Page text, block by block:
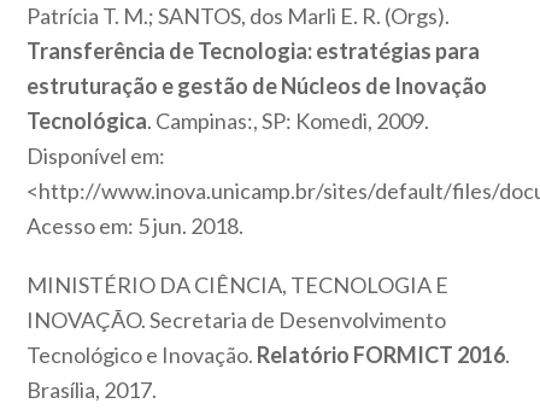
Patrícia T. M.; SANTOS, dos Marli E. R. (Orgs).
Transferência de Tecnologia: estratégias para
estruturação e gestão de Núcleos de Inovação
Tecnológica. Campinas:, SP: Komedi, 2009.
Disponível em:
<http://www.inova.unicamp.br/sites/default/files/
Acesso em: 5 jun. 2018.
MINISTÉRIO DA CIÊNCIA, TECNOLOGIA E
INOVAÇÃO. Secretaria de Desenvolvimento
Tecnológico e Inovação. Relatório FORMICT 2016.
Brasília, 2017.